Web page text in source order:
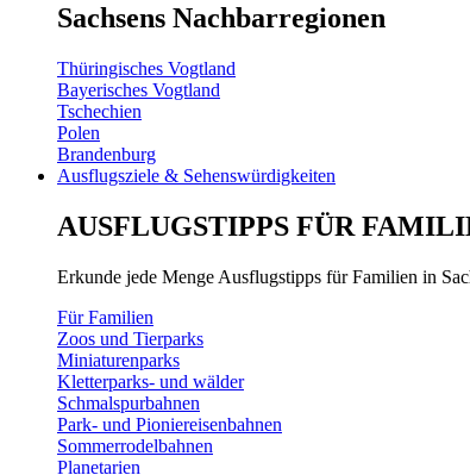
Sachsens Nachbarregionen
Thüringisches Vogtland
Bayerisches Vogtland
Tschechien
Polen
Brandenburg
Ausflugsziele & Sehenswürdigkeiten
AUSFLUGSTIPPS FÜR
Erkunde jede Menge Ausflugstipps für Familien in
Für Familien
Zoos und Tierparks
Miniaturenparks
Kletterparks- und wälder
Schmalspurbahnen
Park- und Pioniereisenbahnen
Sommerrodelbahnen
Planetarien